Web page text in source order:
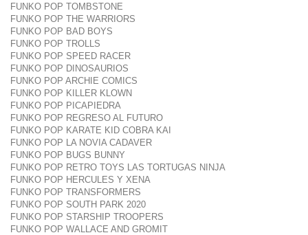
FUNKO POP TOMBSTONE
FUNKO POP THE WARRIORS
FUNKO POP BAD BOYS
FUNKO POP TROLLS
FUNKO POP SPEED RACER
FUNKO POP DINOSAURIOS
FUNKO POP ARCHIE COMICS
FUNKO POP KILLER KLOWN
FUNKO POP PICAPIEDRA
FUNKO POP REGRESO AL FUTURO
FUNKO POP KARATE KID COBRA KAI
FUNKO POP LA NOVIA CADAVER
FUNKO POP BUGS BUNNY
FUNKO POP RETRO TOYS LAS TORTUGAS NINJA
FUNKO POP HERCULES Y XENA
FUNKO POP TRANSFORMERS
FUNKO POP SOUTH PARK 2020
FUNKO POP STARSHIP TROOPERS
FUNKO POP WALLACE AND GROMIT